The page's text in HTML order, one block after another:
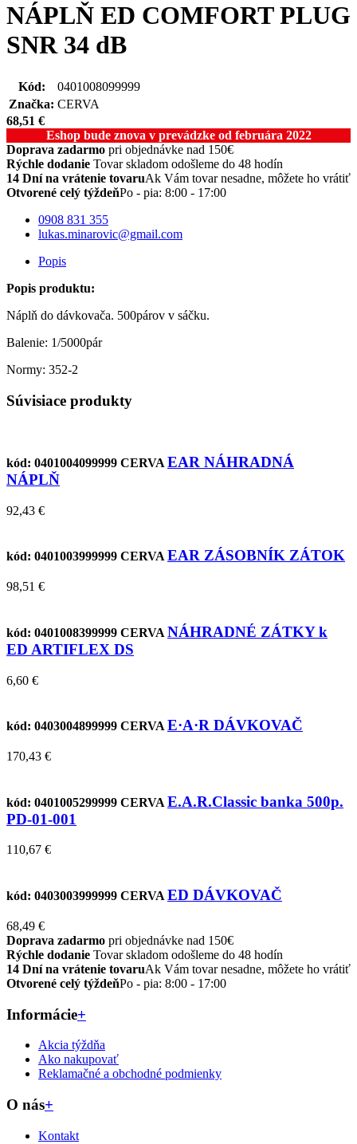
NÁPLŇ ED COMFORT PLUG
SNR 34 dB
Kód:
0401008099999
Značka: CERVA
68,51 €
Eshop bude znova v prevádzke od februára 2022
Doprava zadarmo pri objednávke nad 150€
Rýchle dodanie Tovar skladom odošleme do 48 hodín
14 Dní na vrátenie tovaruAk Vám tovar nesadne, môžete ho vrátiť
Otvorené celý týždeňPo - pia: 8:00 - 17:00
0908 831 355
lukas.minarovic@gmail.com
Popis
Popis produktu:
Náplň do dávkovača. 500párov v sáčku.
Balenie: 1/5000pár
Normy: 352-2
Súvisiace produkty
kód: 0401004099999 CERVA EAR NÁHRADNÁ
NÁPLŇ
92,43 €
kód: 0401003999999 CERVA EAR ZÁSOBNÍK ZÁTOK
98,51 €
kód: 0401008399999 CERVA NÁHRADNÉ ZÁTKY k
ED ARTIFLEX DS
6,60 €
kód: 0403004899999 CERVA E·A·R DÁVKOVAČ
170,43 €
kód: 0401005299999 CERVA E.A.R.Classic banka 500p.
PD-01-001
110,67 €
kód: 0403003999999 CERVA ED DÁVKOVAČ
68,49 €
Doprava zadarmo pri objednávke nad 150€
Rýchle dodanie Tovar skladom odošleme do 48 hodín
14 Dní na vrátenie tovaruAk Vám tovar nesadne, môžete ho vrátiť
Otvorené celý týždeňPo - pia: 8:00 - 17:00
Informácie+
Akcia týždňa
Ako nakupovať
Reklamačné a obchodné podmienky
O nás+
Kontakt